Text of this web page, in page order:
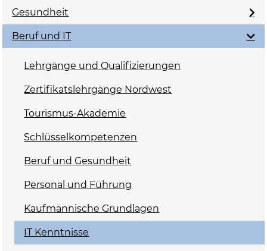
Gesundheit
Beruf und IT
Lehrgänge und Qualifizierungen
Zertifikatslehrgänge Nordwest
Tourismus-Akademie
Schlüsselkompetenzen
Beruf und Gesundheit
Personal und Führung
Kaufmännische Grundlagen
IT Kenntnisse